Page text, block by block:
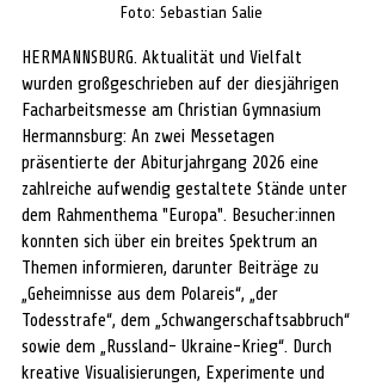
Foto: Sebastian Salie
HERMANNSBURG. Aktualität und Vielfalt
wurden großgeschrieben auf der diesjährigen
Facharbeitsmesse am Christian Gymnasium
Hermannsburg: An zwei Messetagen
präsentierte der Abiturjahrgang 2026 eine
zahlreiche aufwendig gestaltete Stände unter
dem Rahmenthema "Europa". Besucher:innen
konnten sich über ein breites Spektrum an
Themen informieren, darunter Beiträge zu
„Geheimnisse aus dem Polareis“, „der
Todesstrafe“, dem „Schwangerschaftsabbruch“
sowie dem „Russland- Ukraine-Krieg“. Durch
kreative Visualisierungen, Experimente und